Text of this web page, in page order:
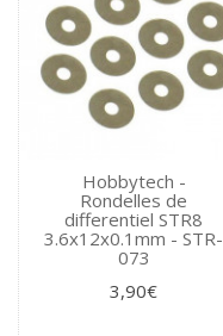
Hobbytech -
Rondelles de
differentiel STR8
3.6x12x0.1mm - STR-
073
3,90€